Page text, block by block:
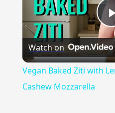
Watch on
Vegan Baked Ziti with
Cashew Mozzarella